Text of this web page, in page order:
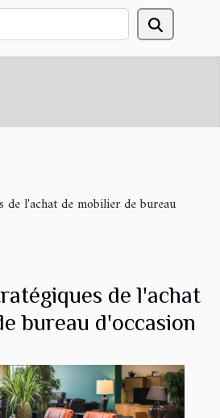
de l'achat de mobilier de bureau
de l'achat
bureau d'occasion